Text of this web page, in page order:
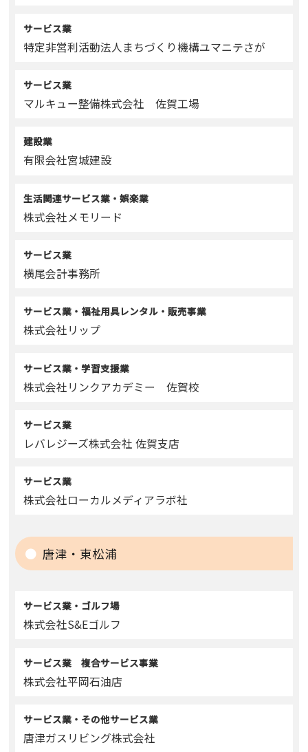
サービス業
特定非営利活動法人まちづくり機構ユマニテさが
サービス業
マルキュー整備株式会社 佐賀工場
建設業
有限会社宮城建設
生活関連サービス業・娯楽業
株式会社メモリード
サービス業
横尾会計事務所
サービス業・福祉用具レンタル・販売事業
株式会社リップ
サービス業・学習支援業
株式会社リンクアカデミー 佐賀校
サービス業
レバレジーズ株式会社 佐賀支店
サービス業
株式会社ローカルメディアラボ社
唐津・東松浦
サービス業・ゴルフ場
株式会社S&Eゴルフ
サービス業 複合サービス事業
株式会社平岡石油店
サービス業・その他サービス業
唐津ガスリビング株式会社